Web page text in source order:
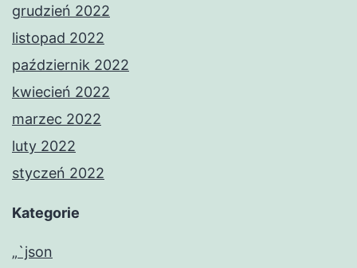
grudzień 2022
listopad 2022
październik 2022
kwiecień 2022
marzec 2022
luty 2022
styczeń 2022
Kategorie
„`json